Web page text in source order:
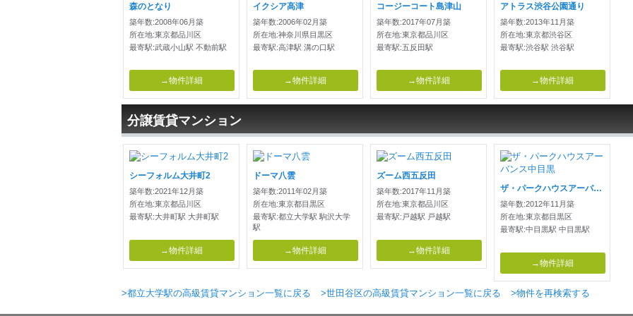
森のとなり
築年数:2008年06月築
所在地:東京都品川区
最寄駅:武蔵小山駅 不動前駅
→物件詳細
イクシア高津
築年数:2006年02月築
所在地:神奈川県目黒区
最寄駅:高津駅 溝の口駅
→物件詳細
コージーコート島津山
築年数:2017年07月築
所在地:東京都品川区
最寄駅:五反田駅
→物件詳細
アトラス渋谷公園通り
築年数:2013年11月築
所在地:東京都渋谷区
最寄駅:渋谷駅 渋谷駅
→物件詳細
分譲賃貸マンション
シーフォルム大井町2
築年数:2021年12月築
所在地:東京都品川区
最寄駅:大井町駅 大井町駅
→物件詳細
ドーマ八雲
築年数:2011年02月築
所在地:東京都目黒区
最寄駅:都立大学駅 駒沢大学
駅
→物件詳細
ズーム西五反田
築年数:2017年11月築
所在地:東京都品川区
最寄駅:戸越駅 戸越駅
→物件詳細
ザ・パークハウスアーバンス中目黒
築年数:2012年11月築
所在地:東京都目黒区
最寄駅:中目黒駅 中目黒駅
→物件詳細
>都立大学駅の高級賃貸マンション一覧に戻る >世田谷区の高級賃貸マンション一覧に戻る >物件を再検索する